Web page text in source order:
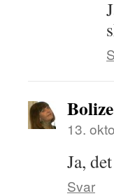
Bolize
13.
Ja,
Svar